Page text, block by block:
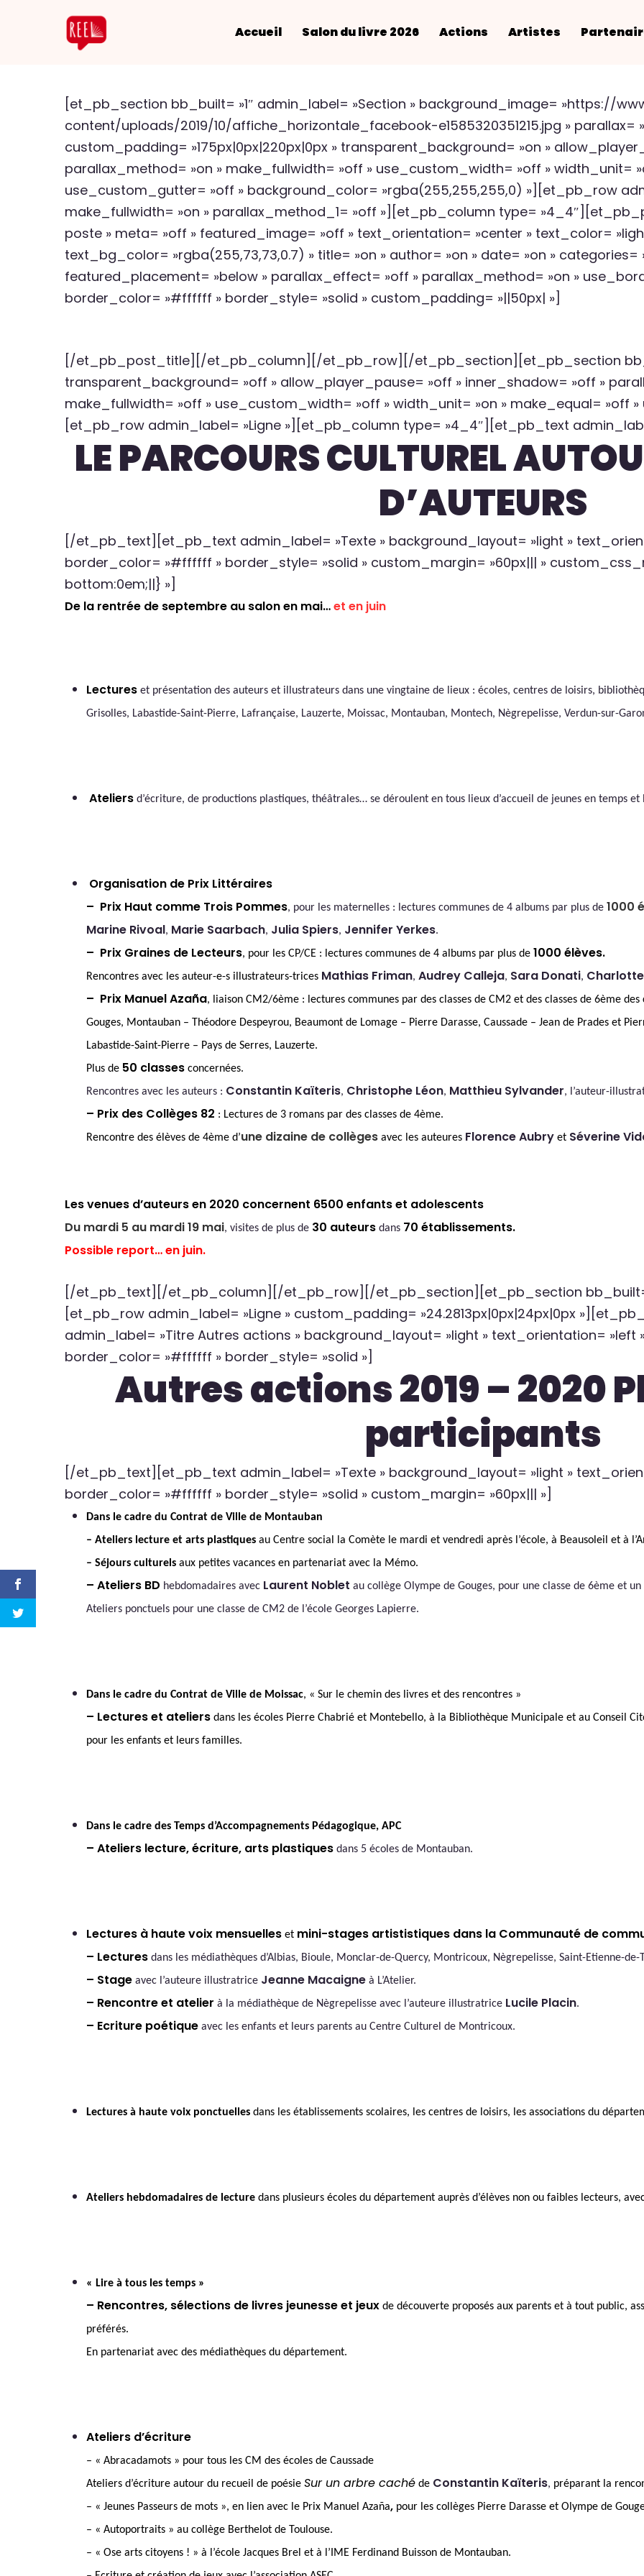
Accueil Salon du livre 2026 Actions Artistes
[et_pb_section bb_built= »1″ admin_label= »Section » background_image= »https://
content/uploads/2019/10/affiche_horizontale_facebook-e1585320351215.jpg » parallax=
custom_padding= »175px|0px|220px|0px » transparent_background= »on »
parallax_method= »on » make_fullwidth= »off » use_custom_width= »off » width_unit=
use_custom_gutter= »off » background_color= »rgba(255,255,255,0) »][et_pb_row
make_fullwidth= »on » parallax_method_1= »off »][et_pb_column type=
poste » meta= »off » featured_image= »off » text_orientation= »center » text_color=
text_bg_color= »rgba(255,73,73,0.7) » title= »on » author= »on » date= »on » categories=
featured_placement= »below » parallax_effect= »off » parallax_method= »on »
border_color= »#ffffff » border_style= »solid » custom_padding= »||50px| »]
[/et_pb_post_title][/et_pb_column][/et_pb_row][/et_pb_section][et_pb_section
transparent_background= »off » allow_player_pause= »off » inner_shadow= »off »
make_fullwidth= »off » use_custom_width= »off » width_unit= »on » make_equal= »off
[et_pb_row admin_label= »Ligne »][et_pb_column type= »4_4″][et_pb_text
LE PARCOURS CULTUREL
D’AUTEURS
[/et_pb_text][et_pb_text admin_label= »Texte » background_layout= »light »
border_color= »#ffffff » border_style= »solid » custom_margin= »60px||| »
bottom:0em;||} »]
De la rentrée de septembre au salon en mai…et en juin
Lectures et présentation des auteurs et illustrateurs dans une vingtaine de lieux : écoles, centres de loisirs,
Grisolles, Labastide-Saint-Pierre, Lafrançaise, Lauzerte, Moissac, Montauban, Montech, Nègrepelisse, Verdun-sur-
Ateliers d’écriture, de productions plastiques, théâtrales… se déroulent en tous lieux d’accueil de jeunes en temps et
Organisation de Prix Littéraires
– Prix Haut comme Trois Pommes, pour les maternelles : lectures communes de 4 albums par plus de 1000
Marine Rivoal, Marie Saarbach, Julia Spiers, Jennifer Yerkes.
– Prix Graines de Lecteurs, pour les CP/CE : lectures communes de 4 albums par plus de 1000 élèves.
Rencontres avec les auteur-e-s illustrateurs-trices Mathias Friman, Audrey Calleja, Sara Donati,
– Prix Manuel Azaña, liaison CM2/6ème : lectures communes par des classes de CM2 et des classes de 6ème
Gouges, Montauban – Théodore Despeyrou, Beaumont de Lomage – Pierre Darasse, Caussade – Jean de Prades et
Labastide-Saint-Pierre – Pays de Serres, Lauzerte.
Plus de 50 classes concernées.
Rencontres avec les auteurs : Constantin Kaïteris, Christophe Léon, Matthieu Sylvander, l’auteur-
– Prix des Collèges 82 : Lectures de 3 romans par des classes de 4ème.
Rencontre des élèves de 4ème d’une dizaine de collèges avec les auteures Florence Aubry et Séverine
Les venues d’auteurs en 2020 concernent 6500 enfants et adolescents
Du mardi 5 au mardi 19 mai, visites de plus de 30 auteurs dans 70 établissements.
Possible report… en juin.
[/et_pb_text][/et_pb_column][/et_pb_row][/et_pb_section][et_pb_section bb_built=
[et_pb_row admin_label= »Ligne » custom_padding= »24.2813px|0px|24px|0px
admin_label= »Titre Autres actions » background_layout= »light » text_orientation= »left
border_color= »#ffffff » border_style= »solid »]
Autres actions 2019 – 2020
participants
[/et_pb_text][et_pb_text admin_label= »Texte » background_layout= »light »
border_color= »#ffffff » border_style= »solid » custom_margin= »60px||| »]
Dans le cadre du Contrat de Ville de Montauban
– Ateliers lecture et arts plastiques au Centre social la Comète le mardi et vendredi après l’école, à Beausoleil et à
– Séjours culturels aux petites vacances en partenariat avec la Mémo.
– Ateliers BD hebdomadaires avec Laurent Noblet au collège Olympe de Gouges, pour une classe de 6ème et
Ateliers ponctuels pour une classe de CM2 de l’école Georges Lapierre.
Dans le cadre du Contrat de Ville de Moissac, « Sur le chemin des livres et des rencontres »
– Lectures et ateliers dans les écoles Pierre Chabrié et Montebello, à la Bibliothèque Municipale et au Conseil
pour les enfants et leurs familles.
Dans le cadre des Temps d’Accompagnements Pédagogique, APC
– Ateliers lecture, écriture, arts plastiques dans 5 écoles de Montauban.
Lectures à haute voix mensuelles et mini-stages artististiques dans la Communauté de
– Lectures dans les médiathèques d’Albias, Bioule, Monclar-de-Quercy, Montricoux, Nègrepelisse, Saint-Etienne-de-
– Stage avec l’auteure illustratrice Jeanne Macaigne à L’Atelier.
– Rencontre et atelier à la médiathèque de Nègrepelisse avec l’auteure illustratrice Lucile Placin.
– Ecriture poétique avec les enfants et leurs parents au Centre Culturel de Montricoux.
Lectures à haute voix ponctuelles dans les établissements scolaires, les centres de loisirs, les associations du
Ateliers hebdomadaires de lecture dans plusieurs écoles du département auprès d’élèves non ou faibles lecteurs,
« Lire à tous les temps »
– Rencontres, sélections de livres jeunesse et jeux de découverte proposés aux parents et à tout public,
préférés.
En partenariat avec des médiathèques du département.
Ateliers d’écriture
– « Abracadamots » pour tous les CM des écoles de Caussade
Ateliers d’écriture autour du recueil de poésie Sur un arbre caché de Constantin Kaïteris, préparant la
– « Jeunes Passeurs de mots », en lien avec le Prix Manuel Azaña, pour les collèges Pierre Darasse et Olympe de
– « Autoportraits » au collège Berthelot de Toulouse.
– « Ose arts citoyens ! » à l’école Jacques Brel et à l’IME Ferdinand Buisson de Montauban.